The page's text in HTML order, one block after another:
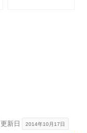
更新日 2014年10月17日